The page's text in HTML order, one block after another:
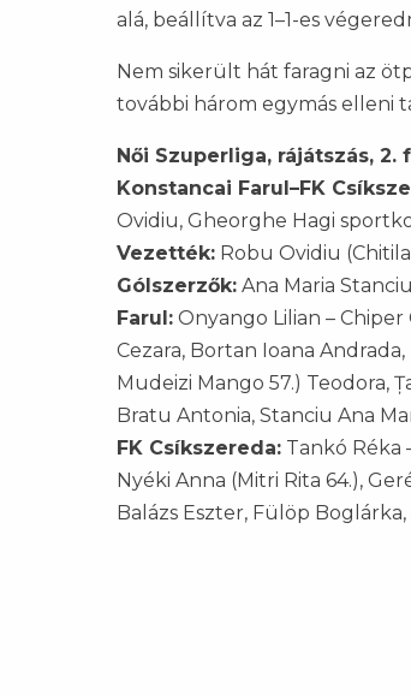
alá, beállítva az 1–1-es
Nem sikerült hát faragni az
további három egymás elleni
Női Szuperliga, rájátszás, 2.
Konstancai Farul–FK
Ovidiu, Gheorghe Hagi
Vezették: Robu Ovidiu
Gólszerzők: Ana Maria
Farul: Onyango Lilian –
Cezara, Bortan Ioana
Mudeizi Mango 57.) Teodora,
Bratu Antonia, Stanciu Ana
FK Csíkszereda: Tankó Réka
Nyéki Anna (Mitri Rita 64.),
Balázs Eszter, Fülöp